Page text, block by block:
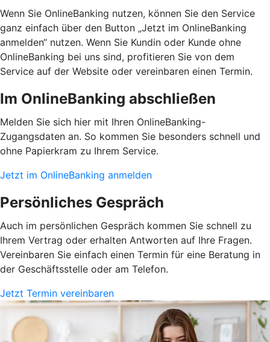
Wenn Sie OnlineBanking nutzen, können Sie den Service
ganz einfach über den Button „Jetzt im OnlineBanking
anmelden“ nutzen. Wenn Sie Kundin oder Kunde ohne
OnlineBanking bei uns sind, profitieren Sie von dem
Service auf der Website oder vereinbaren einen Termin.
Im OnlineBanking abschließen
Melden Sie sich hier mit Ihren OnlineBanking-
Zugangsdaten an. So kommen Sie besonders schnell und
ohne Papierkram zu Ihrem Service.
Jetzt im OnlineBanking anmelden
Persönliches Gespräch
Auch im persönlichen Gespräch kommen Sie schnell zu
Ihrem Vertrag oder erhalten Antworten auf Ihre Fragen.
Vereinbaren Sie einfach einen Termin für eine Beratung in
der Geschäftsstelle oder am Telefon.
Jetzt Termin vereinbaren